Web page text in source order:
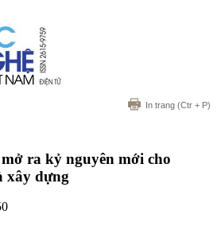
In trang (Ctr + P)
ra kỷ nguyên mới cho
xây dựng